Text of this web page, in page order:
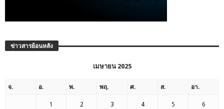
ข่าวสารย้อนหลัง
เมษายน 2025
จ. อ. พ. พฤ. ศ. ส. อา.
1 2 3 4 5 6